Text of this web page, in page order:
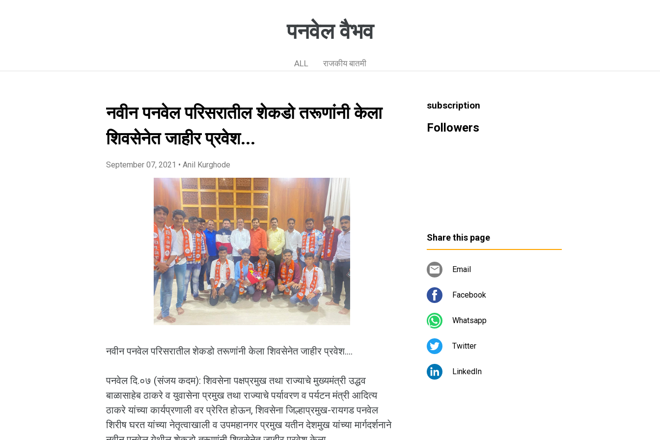
पनवेल वैभव
ALL राजकीय बातमी
नवीन पनवेल परिसरातील शेकडो तरूणांनी केला
शिवसेनेत जाहीर प्रवेश...
September 07, 2021 • Anil Kurghode
नवीन पनवेल परिसरातील शेकडो तरूणांनी केला शिवसेनेत जाहीर प्रवेश....
पनवेल दि.०७ (संजय कदम): शिवसेना पक्षप्रमुख तथा राज्याचे मुख्यमंत्री उद्धव
बाळासाहेब ठाकरे व युवासेना प्रमुख तथा राज्याचे पर्यावरण व पर्यटन मंत्री आदित्य
ठाकरे यांच्या कार्यप्रणाली वर प्रेरित होऊन, शिवसेना जिल्हाप्रमुख-रायगड पनवेल
शिरीष घरत यांच्या नेतृत्वाखाली व उपमहानगर प्रमुख यतीन देशमुख यांच्या मार्गदर्शनाने
subscription
Followers
Share this page
Email
Facebook
Whatsapp
Twitter
LinkedIn